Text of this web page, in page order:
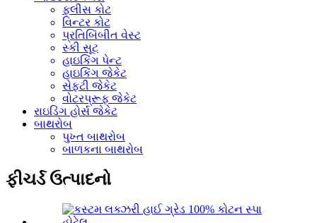
ફ્લીસ કોટ
વિન્ટર કોટ
પ્રતિબિંબીત વેસ્ટ
સ્કી સૂટ
હાઇકિંગ પેન્ટ
હાઇકિંગ જેકેટ
સેફ્ટી જેકેટ
વોટરપ્રૂફ જેકેટ
રાઇડિંગ હોર્સ જેકેટ
બાથરોબ
પુખ્ત બાથરોબ
બાળકના બાથરોબ
ફીચર્ડ ઉત્પાદનો